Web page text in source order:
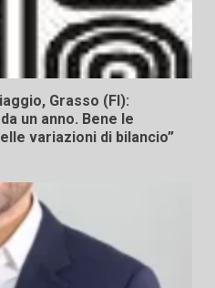
Grasso (FI):
un anno. Bene le
variazioni di bilancio”